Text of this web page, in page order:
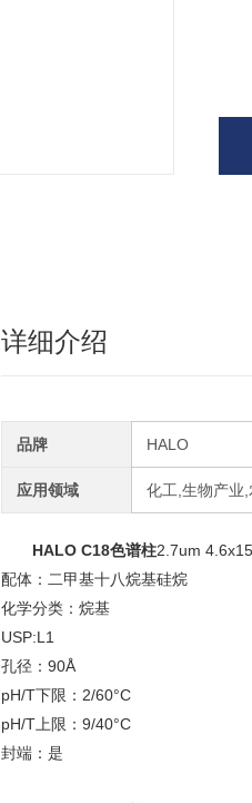
详细介绍
品牌 HALO
应用领域 化工,生物产业
HALO C18色谱柱2.7um
配体：二甲基十八烷基硅烷
化学分类：烷基
USP:L1
孔径：90Å
pH/T下限：2/60°C
pH/T上限：9/40°C
封端：是